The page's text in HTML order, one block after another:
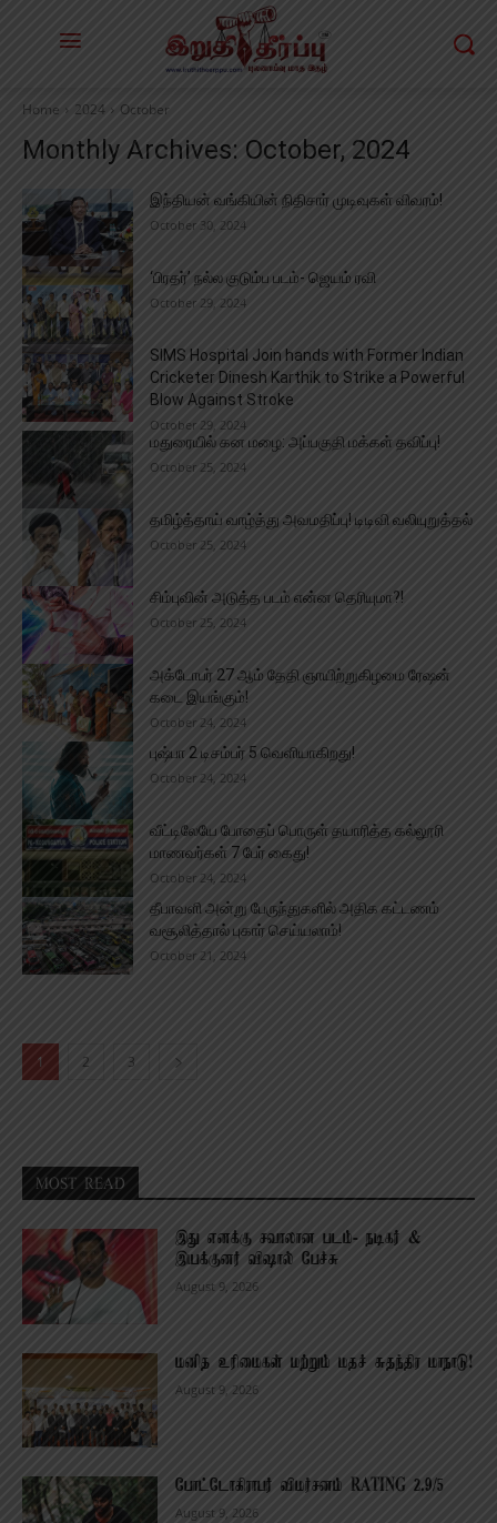
Home 2024 October
Monthly Archives: October, 2024
இந்தியன் வங்கியின் நிதிசார் முடிவுகள் விவரம்!
October 30, 2024
‘பிரதர்’ நல்ல குடும்ப படம்- ஜெயம் ரவி
October 29, 2024
SIMS Hospital Join hands with Former Indian
Cricketer Dinesh Karthik to Strike a Powerful
Blow Against Stroke
October 29, 2024
மதுரையில் கன மழை: அப்பகுதி மக்கள் தவிப்பு!
October 25, 2024
தமிழ்த்தாய் வாழ்த்து அவமதிப்பு! டிடிவி வலியுறுத்தல்
October 25, 2024
சிம்புவின் அடுத்த படம் என்ன தெரியுமா?!
October 25, 2024
அக்டோபர் 27 ஆம் தேதி ஞாயிற்றுகிழமை ரேஷன்
கடை இயங்கும்!
October 24, 2024
புஷ்பா 2 டிசம்பர் 5 வெளியாகிறது!
October 24, 2024
வீட்டிலேயே போதைப் பொருள் தயாரித்த கல்லூரி
மாணவர்கள் 7 பேர் கைது!
October 24, 2024
தீபாவளி அன்று பேருந்துகளில் அதிக கட்டணம்
வசூலித்தால் புகார் செய்யலாம்!
October 21, 2024
1 2 3
MOST READ
இது எனக்கு சவாலான படம்- நடிகர் &
இயக்குனர் விஷால் பேச்சு
August 9, 2026
மனித உரிமைகள் மற்றும் மதச் சுதந்திர மாநாடு!
August 9, 2026
போட்டோகிராபர் விமர்சனம் RATING 2.9/5
August 9, 2026